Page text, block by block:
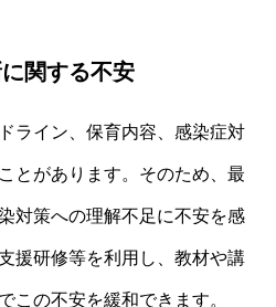
関する不安
ライン、保育内容、感染症対
とがあります。そのため、最
対策への理解不足に不安を感
援研修等を利用し、教材や講
この不安を緩和できます。